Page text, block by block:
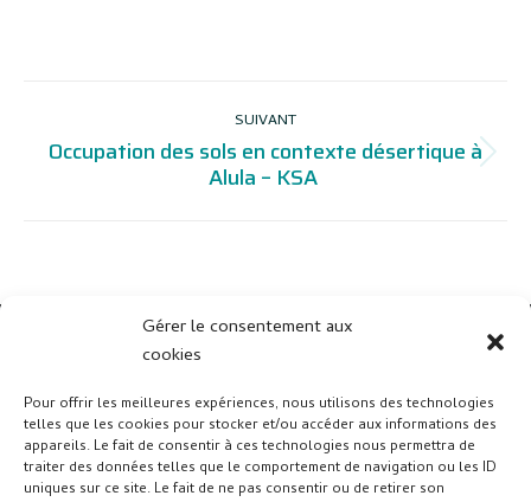
Gérer le consentement aux
cookies
Pour offrir les meilleures expériences, nous utilisons des technologies
telles que les cookies pour stocker et/ou accéder aux informations des
appareils. Le fait de consentir à ces technologies nous permettra de
traiter des données telles que le comportement de navigation ou les ID
uniques sur ce site. Le fait de ne pas consentir ou de retirer son
DE
COMMENTAIRE
SUIVANT
Projets
similaires
Occupation des sols en contexte désertique à
Alula – KSA